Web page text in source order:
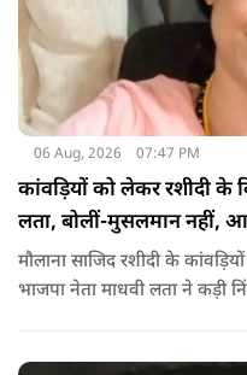
06 Aug, 2026 07:47 PM
कांवड़ियों को लेकर रशीदी के
लता, बोलीं-मुसलमान नहीं,
मौलाना साजिद रशीदी के
भाजपा नेता माधवी लता ने कड़ी